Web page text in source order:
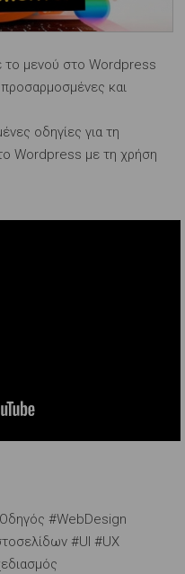
μενού στο Wordpress
και
οδηγίες για τη
Wordpress με τη χρήση
#WebDesign
#UI #UX